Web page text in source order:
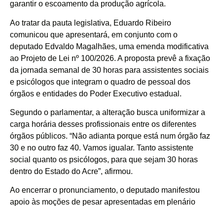
garantir o escoamento da produção agrícola.
Ao tratar da pauta legislativa, Eduardo Ribeiro
comunicou que apresentará, em conjunto com o
deputado Edvaldo Magalhães, uma emenda modificativa
ao Projeto de Lei nº 100/2026. A proposta prevê a fixação
da jornada semanal de 30 horas para assistentes sociais
e psicólogos que integram o quadro de pessoal dos
órgãos e entidades do Poder Executivo estadual.
Segundo o parlamentar, a alteração busca uniformizar a
carga horária desses profissionais entre os diferentes
órgãos públicos. “Não adianta porque está num órgão faz
30 e no outro faz 40. Vamos igualar. Tanto assistente
social quanto os psicólogos, para que sejam 30 horas
dentro do Estado do Acre”, afirmou.
Ao encerrar o pronunciamento, o deputado manifestou
apoio às moções de pesar apresentadas em plenário